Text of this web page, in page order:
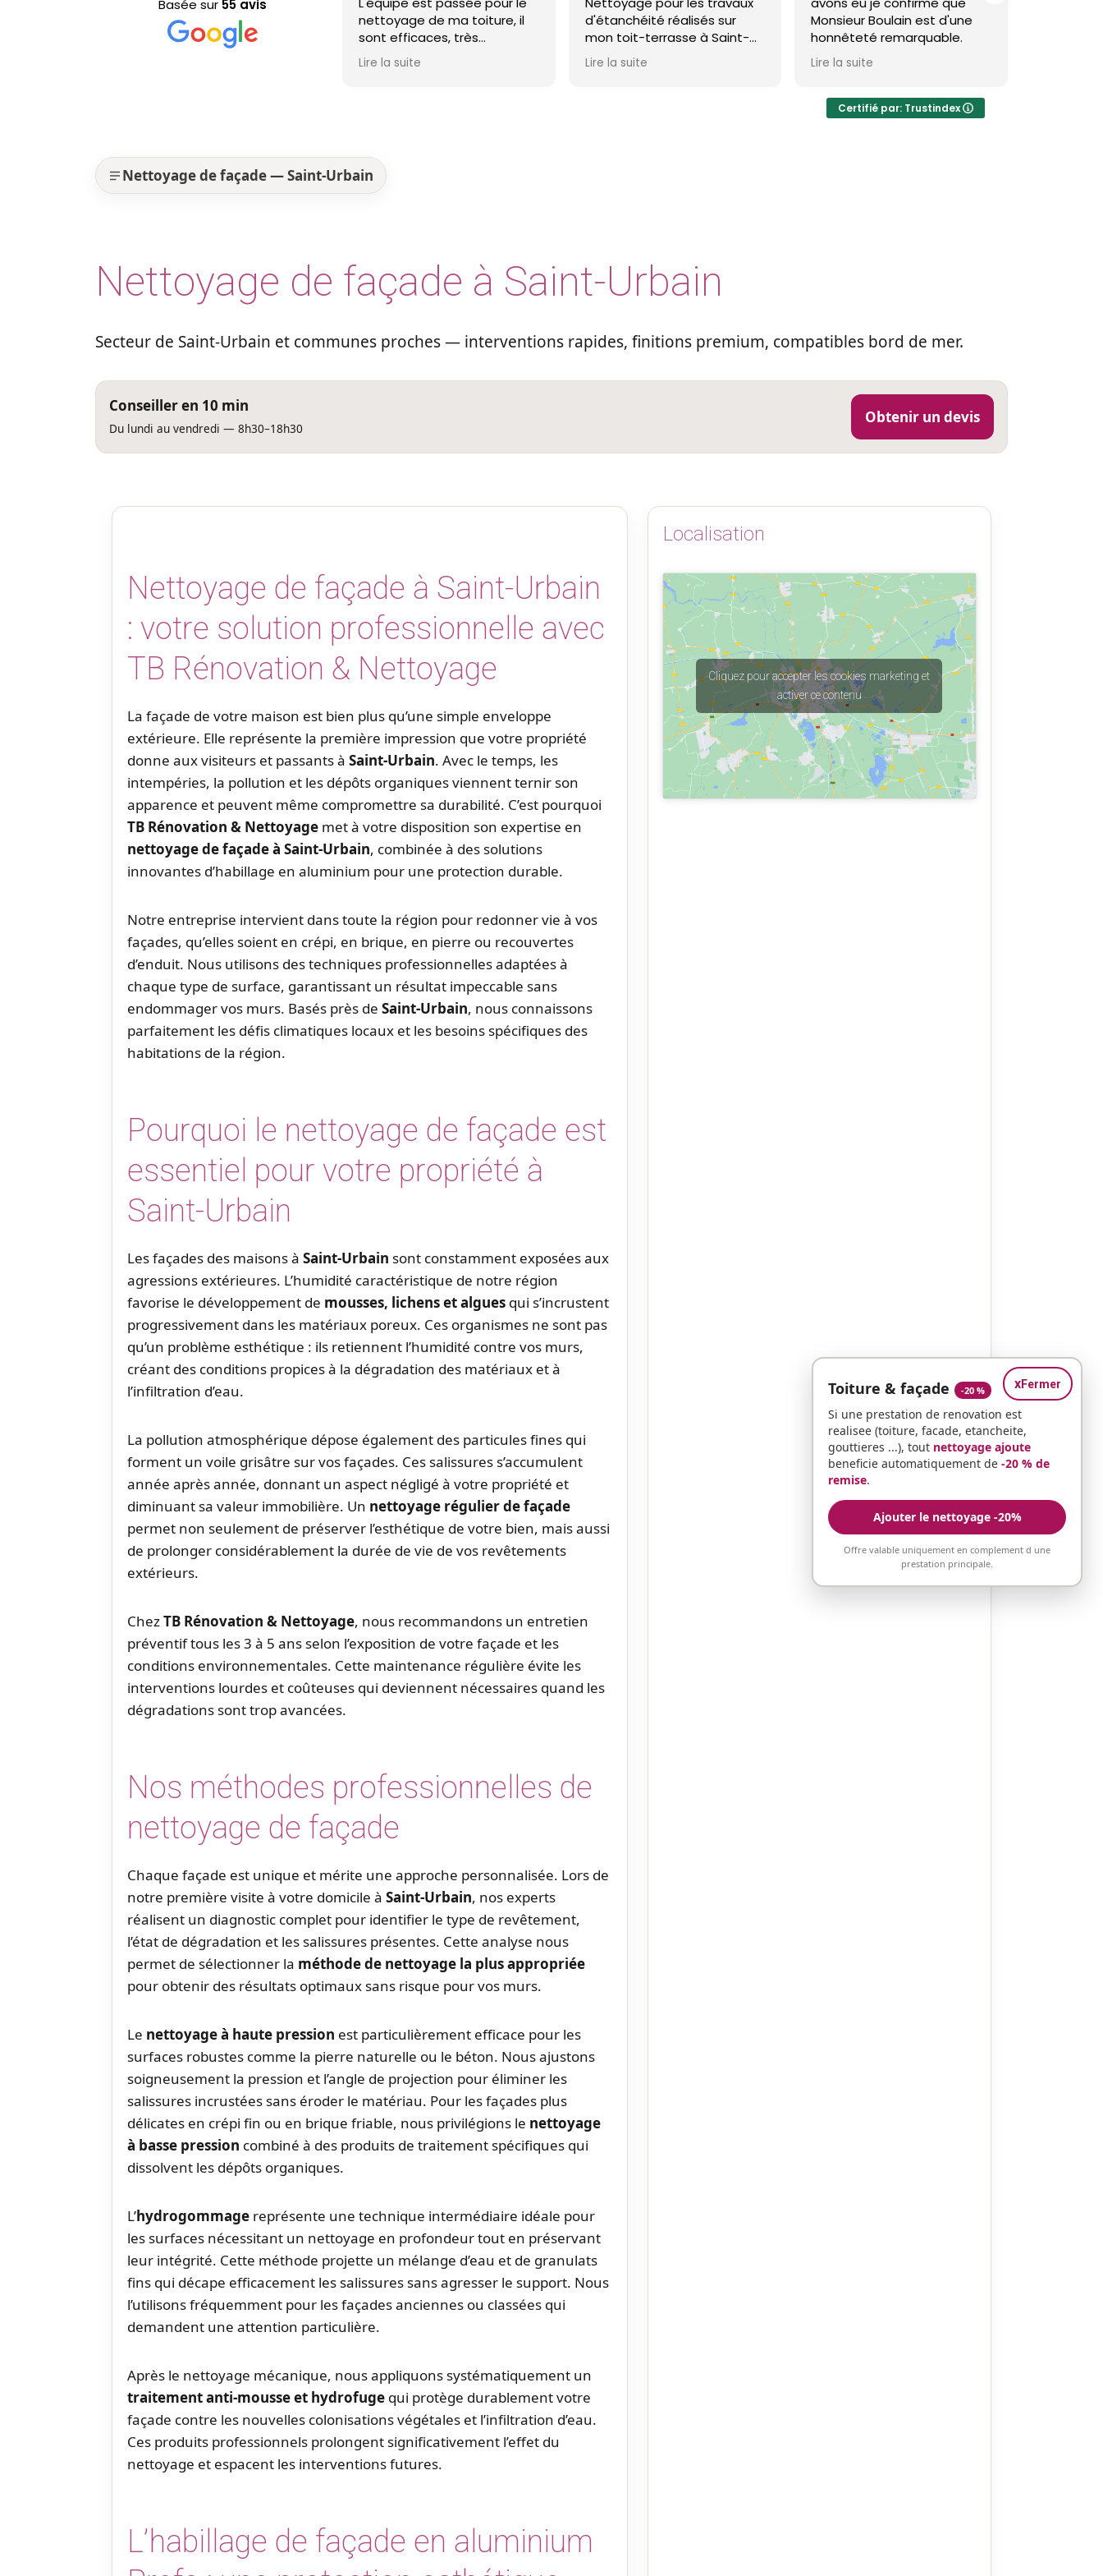
Basée sur 55 avis
nettoyage de ma toiture, il
sont efficaces, très
professionnels et ma toiture
est nickel ! Je recommande !
d'étanchéité réalisés sur
mon toit-terrasse à Saint-
Nazaire. Entreprise réactive,
professionnelle et agréable.
Monsieur Boulain est d'une
honnêteté remarquable.
brevin et c'est
Je recommande
Certifié par: Trustindex
Nettoyage de façade — Saint-Urbain
Nettoyage de façade à Saint-Urbain
Secteur de Saint-Urbain et communes proches — interventions rapides, finitions premium, compatibles bord de mer.
Conseiller en 10 min
Du lundi au vendredi — 8h30–18h30
Obtenir un devis
Nettoyage de façade à Saint-Urbain
: votre solution professionnelle avec
TB Rénovation & Nettoyage
La façade de votre maison est bien plus qu’une simple enveloppe
extérieure. Elle représente la première impression que votre propriété
donne aux visiteurs et passants à Saint-Urbain. Avec le temps, les
intempéries, la pollution et les dépôts organiques viennent ternir son
apparence et peuvent même compromettre sa durabilité. C’est pourquoi
TB Rénovation & Nettoyage met à votre disposition son expertise en
nettoyage de façade à Saint-Urbain, combinée à des solutions
innovantes d’habillage en aluminium pour une protection durable.
Notre entreprise intervient dans toute la région pour redonner vie à vos
façades, qu’elles soient en crépi, en brique, en pierre ou recouvertes
d’enduit. Nous utilisons des techniques professionnelles adaptées à
chaque type de surface, garantissant un résultat impeccable sans
endommager vos murs. Basés près de Saint-Urbain, nous connaissons
parfaitement les défis climatiques locaux et les besoins spécifiques des
habitations de la région.
Pourquoi le nettoyage de façade est
essentiel pour votre propriété à
Saint-Urbain
Les façades des maisons à Saint-Urbain sont constamment exposées aux
agressions extérieures. L’humidité caractéristique de notre région
favorise le développement de mousses, lichens et algues qui s’incrustent
progressivement dans les matériaux poreux. Ces organismes ne sont pas
qu’un problème esthétique : ils retiennent l’humidité contre vos murs,
créant des conditions propices à la dégradation des matériaux et à
l’infiltration d’eau.
La pollution atmosphérique dépose également des particules fines qui
forment un voile grisâtre sur vos façades. Ces salissures s’accumulent
année après année, donnant un aspect négligé à votre propriété et
diminuant sa valeur immobilière. Un nettoyage régulier de façade
permet non seulement de préserver l’esthétique de votre bien, mais aussi
de prolonger considérablement la durée de vie de vos revêtements
extérieurs.
ChezTB Rénovation & Nettoyage, nous recommandons un entretien
préventif tous les 3 à 5 ans selon l’exposition de votre façade et les
conditions environnementales. Cette maintenance régulière évite les
interventions lourdes et coûteuses qui deviennent nécessaires quand les
dégradations sont trop avancées.
Nos méthodes professionnelles de
nettoyage de façade
Chaque façade est unique et mérite une approche personnalisée. Lors de
notre première visite à votre domicile à Saint-Urbain, nos experts
réalisent un diagnostic complet pour identifier le type de revêtement,
l’état de dégradation et les salissures présentes. Cette analyse nous
permet de sélectionner la méthode de nettoyage la plus appropriée
pour obtenir des résultats optimaux sans risque pour vos murs.
Le nettoyage à haute pression est particulièrement efficace pour les
surfaces robustes comme la pierre naturelle ou le béton. Nous ajustons
soigneusement la pression et l’angle de projection pour éliminer les
salissures incrustées sans éroder le matériau. Pour les façades plus
délicates en crépi fin ou en brique friable, nous privilégions le nettoyage
à basse pression combiné à des produits de traitement spécifiques qui
dissolvent les dépôts organiques.
L’hydrogommage représente une technique intermédiaire idéale pour
les surfaces nécessitant un nettoyage en profondeur tout en préservant
leur intégrité. Cette méthode projette un mélange d’eau et de granulats
fins qui décape efficacement les salissures sans agresser le support. Nous
l’utilisons fréquemment pour les façades anciennes ou classées qui
demandent une attention particulière.
Après le nettoyage mécanique, nous appliquons systématiquement un
traitement anti-mousse et hydrofuge qui protège durablement votre
façade contre les nouvelles colonisations végétales et l’infiltration d’eau.
Ces produits professionnels prolongent significativement l’effet du
nettoyage et espacent les interventions futures.
L’habillage de façade en aluminium
Localisation
Cliquez pour accepter les cookies marketing et
activer ce contenu
xFermer
Toiture & façade -20 %
Si une prestation de renovation est
realisee (toiture, facade, etancheite,
gouttieres ...), tout nettoyage ajoute
beneficie automatiquement de -20 % de
remise.
Ajouter le nettoyage -20%
Offre valable uniquement en complement d une
prestation principale.